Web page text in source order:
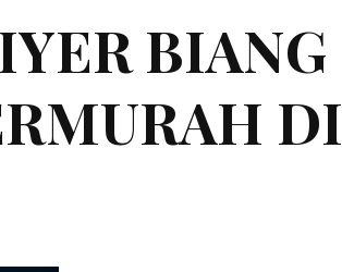
BIANG
DI